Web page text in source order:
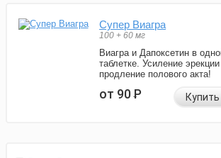
Супер Виагра
100 + 60 мг
Виагра и Дапоксетин в
таблетке. Усиление
продление полового акта!
от 90Р Купить